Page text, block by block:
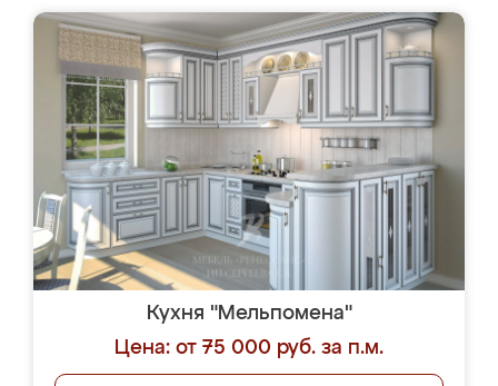
Кухня "Мельпомена"
Цена: от 75 000 руб. за п.м.